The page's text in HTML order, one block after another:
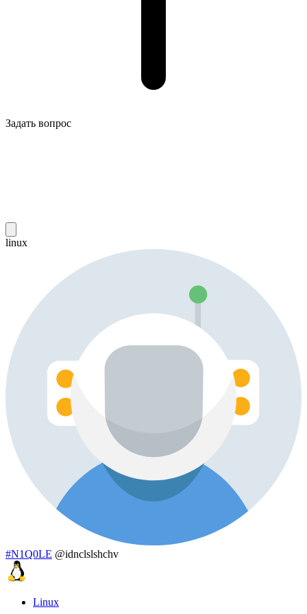
Задать вопрос
linux
#N1Q0LE @idnclslshchv
Linux